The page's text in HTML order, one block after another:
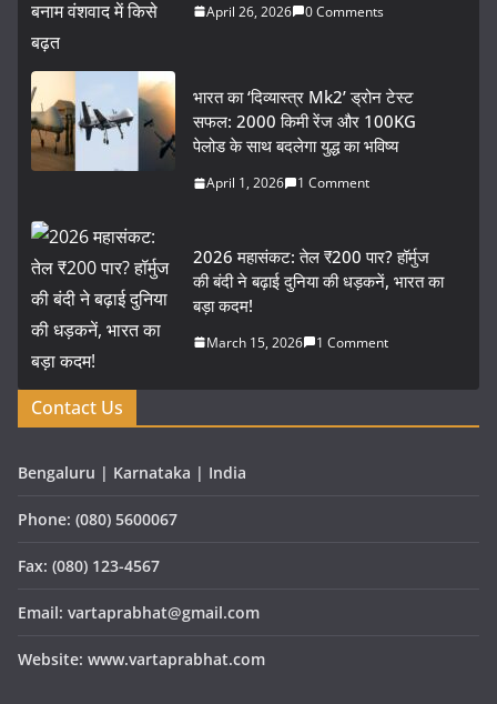
April 26, 2026 0 Comments
भारत का ‘दिव्यास्त्र Mk2’ ड्रोन टेस्ट
सफल: 2000 किमी रेंज और 100KG
पेलोड के साथ बदलेगा युद्ध का भविष्य
April 1, 2026 1 Comment
2026 महासंकट: तेल ₹200 पार? हॉर्मुज
की बंदी ने बढ़ाई दुनिया की धड़कनें, भारत का
बड़ा कदम!
March 15, 2026 1 Comment
Contact Us
Bengaluru | Karnataka | India
Phone: (080) 5600067
Fax: (080) 123-4567
Email: vartaprabhat@gmail.com
Website: www.vartaprabhat.com